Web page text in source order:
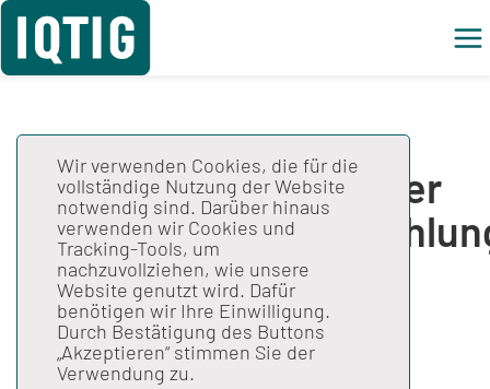
Weiterentwicklung der
zur Anwendung im
Erfassungsjahr 2025
(PPP-RL)
Wir verwenden Cookies, die für die
vollständige Nutzung der Website
notwendig sind. Darüber hinaus
verwenden wir Cookies und
Tracking-Tools, um
nachzuvollziehen, wie unsere
Website genutzt wird. Dafür
benötigen wir Ihre Einwilligung.
Durch Bestätigung des Buttons
„Akzeptieren“ stimmen Sie der
Verwendung zu.